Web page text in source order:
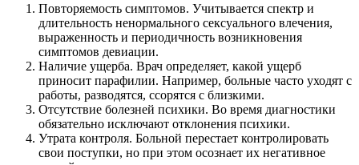
Повторяемость симптомов. Учитывается спектр и
длительность ненормального сексуального влечения,
выраженность и периодичность возникновения
симптомов девиации.
Наличие ущерба. Врач определяет, какой ущерб
приносит парафилии. Например, больные часто уходят с
работы, разводятся, ссорятся с близкими.
Отсутствие болезней психики. Во время диагностики
обязательно исключают отклонения психики.
Утрата контроля. Больной перестает контролировать
свои поступки, но при этом осознает их негативное